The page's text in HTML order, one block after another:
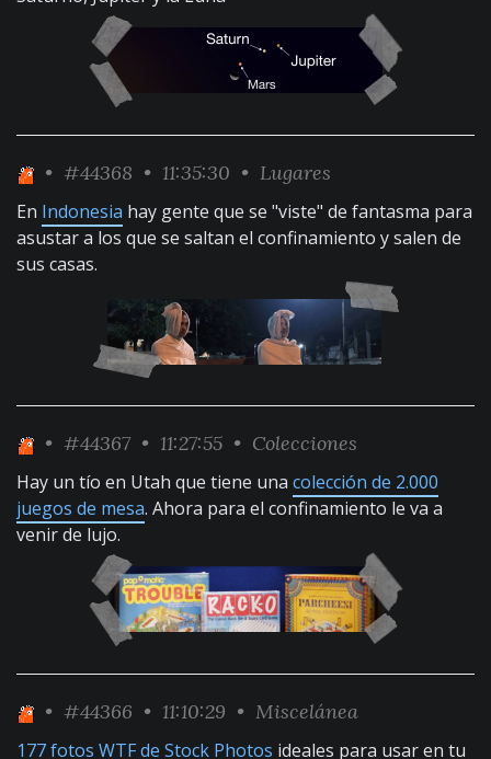
• #44368 • 11:35:30 • Lugares
En Indonesia hay gente que se "viste" de fantasma para
asustar a los que se saltan el confinamiento y salen de
sus casas.
• #44367 • 11:27:55 • Colecciones
Hay un tío en Utah que tiene una colección de 2.000
juegos de mesa. Ahora para el confinamiento le va a
venir de lujo.
• #44366 • 11:10:29 • Miscelánea
177 fotos WTF de Stock Photos ideales para usar en tu